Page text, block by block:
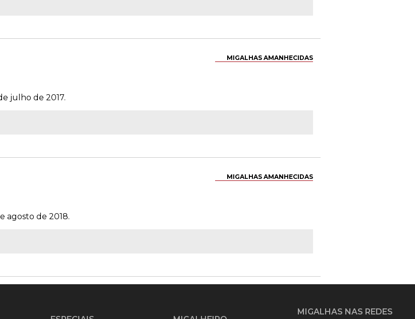
MIGALHAS AMANHECIDAS
julho de 2017.
MIGALHAS AMANHECIDAS
agosto de 2018.
MIGALHAS NAS REDES